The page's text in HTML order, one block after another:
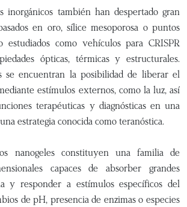
inorgánicos también han despertado gran
en oro, sílice mesoporosa o puntos
estudiados como vehículos para CRISPR
ópticas, térmicas y estructurales.
se encuentran la posibilidad de liberar el
estímulos externos, como la luz, así
terapéuticas y diagnósticas en una
estrategia conocida como teranóstica.
nanogeles constituyen una familia de
capaces de absorber grandes
y responder a estímulos específicos del
de pH, presencia de enzimas o especies